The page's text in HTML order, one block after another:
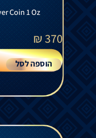
Coin 1 Oz
370
₪
הוספה לסל